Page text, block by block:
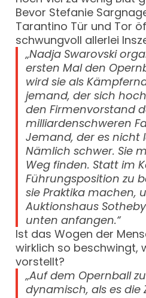
Bevor Stefanie
Tarantino Tür und Tor
schwungvoll allerlei
„Nadja Swarovski
ersten Mal den
wird sie als
jemand, der sich
den Firmenvorstand
milliardenschweren
Jemand, der es nicht
Nämlich schwer. Sie
Weg finden. Statt im
Führungsposition zu
sie Praktika machen,
Auktionshaus
unten anfangen.“
Ist das Wogen der
wirklich so beschwingt,
vorstellt?
„Auf dem Opernball
dynamisch, als es